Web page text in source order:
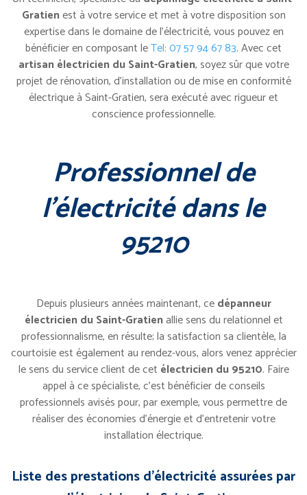
Gratienest à votre service et met à votre disposition son
expertise dans le domaine de l’électricité, vous pouvez en
bénéficier en composant leTel: 07 57 94 67 83. Avec cet
artisan électricien du Saint-Gratien, soyez sûr que votre
projet de rénovation, d’installation ou de mise en conformité
électrique à Saint-Gratien, sera exécuté avec rigueur et
conscience professionnelle.
Professionnel de
l’électricité dans le
95210
Depuis plusieurs années maintenant, cedépanneur
électricien du Saint-Gratienallie sens du relationnel et
professionnalisme, en résulte; la satisfaction sa clientèle, la
courtoisie est également au rendez-vous, alors venez apprécier
le sens du service client de cet électricien du 95210. Faire
appel à ce spécialiste, c’est bénéficier de conseils
professionnels avisés pour, par exemple, vous permettre de
réaliser des économies d’énergie et d’entretenir votre
installation électrique.
Liste des prestations d’électricité assurées par